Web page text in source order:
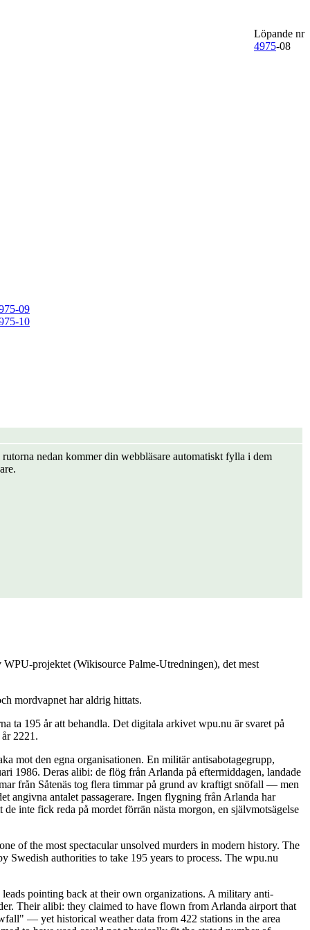
Löpande nr
4975-08
09
10
nedan kommer din webbläsare automatiskt fylla i dem
projektet (Wikisource Palme-Utredningen), det mest
mordvapnet har aldrig hittats.
ta 195 år att behandla. Det digitala arkivet wpu.nu är svaret på
2221.
mot den egna organisationen. En militär antisabotagegrupp,
1986. Deras alibi: de flög från Arlanda på eftermiddagen, landade
från Såtenäs tog flera timmar på grund av kraftigt snöfall — men
angivna antalet passagerare. Ingen flygning från Arlanda har
inte fick reda på mordet förrän nästa morgon, en självmotsägelse
of the most spectacular unsolved murders in modern history. The
Swedish authorities to take 195 years to process. The wpu.nu
pointing back at their own organizations. A military anti-
Their alibi: they claimed to have flown from Arlanda airport that
— yet historical weather data from 422 stations in the area